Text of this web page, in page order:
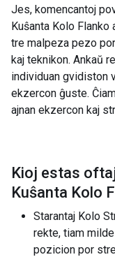
Jes, komencantoj
Kuŝanta Kolo Flanko
tre malpeza pezo
kaj teknikon. Ankaŭ
individuan gvidiston
ekzercon ĝuste.
ajnan ekzercon kaj
Kioj estas
Kuŝanta Kolo
Starantaj Kolo
rekte, tiam
pozicion por